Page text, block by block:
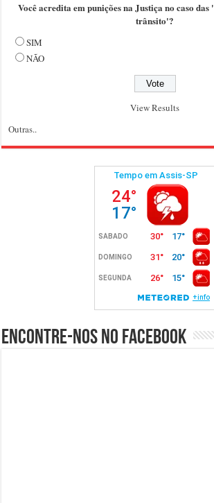
Você acredita em punições na Justiça no caso
trânsito'?
SIM
NÃO
View Results
Outras..
Encontre-nos no Facebook